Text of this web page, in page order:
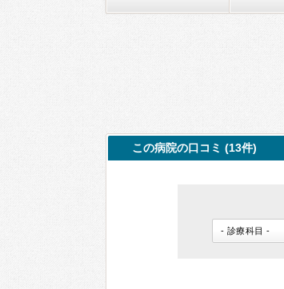
この病院の口コミ (13件)